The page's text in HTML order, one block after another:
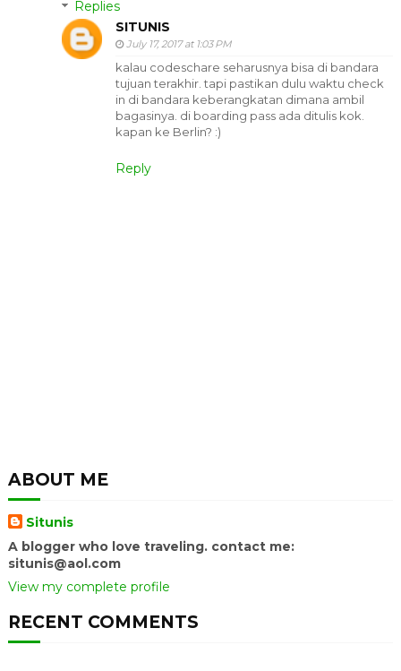
Replies
SITUNIS
July 17, 2017 at 1:03 PM
kalau codeschare seharusnya bisa di bandara
tujuan terakhir. tapi pastikan dulu waktu check
in di bandara keberangkatan dimana ambil
bagasinya. di boarding pass ada ditulis kok.
kapan ke Berlin? :)
Reply
ABOUT ME
Situnis
A blogger who love traveling. contact me:
situnis@aol.com
View my complete profile
RECENT COMMENTS